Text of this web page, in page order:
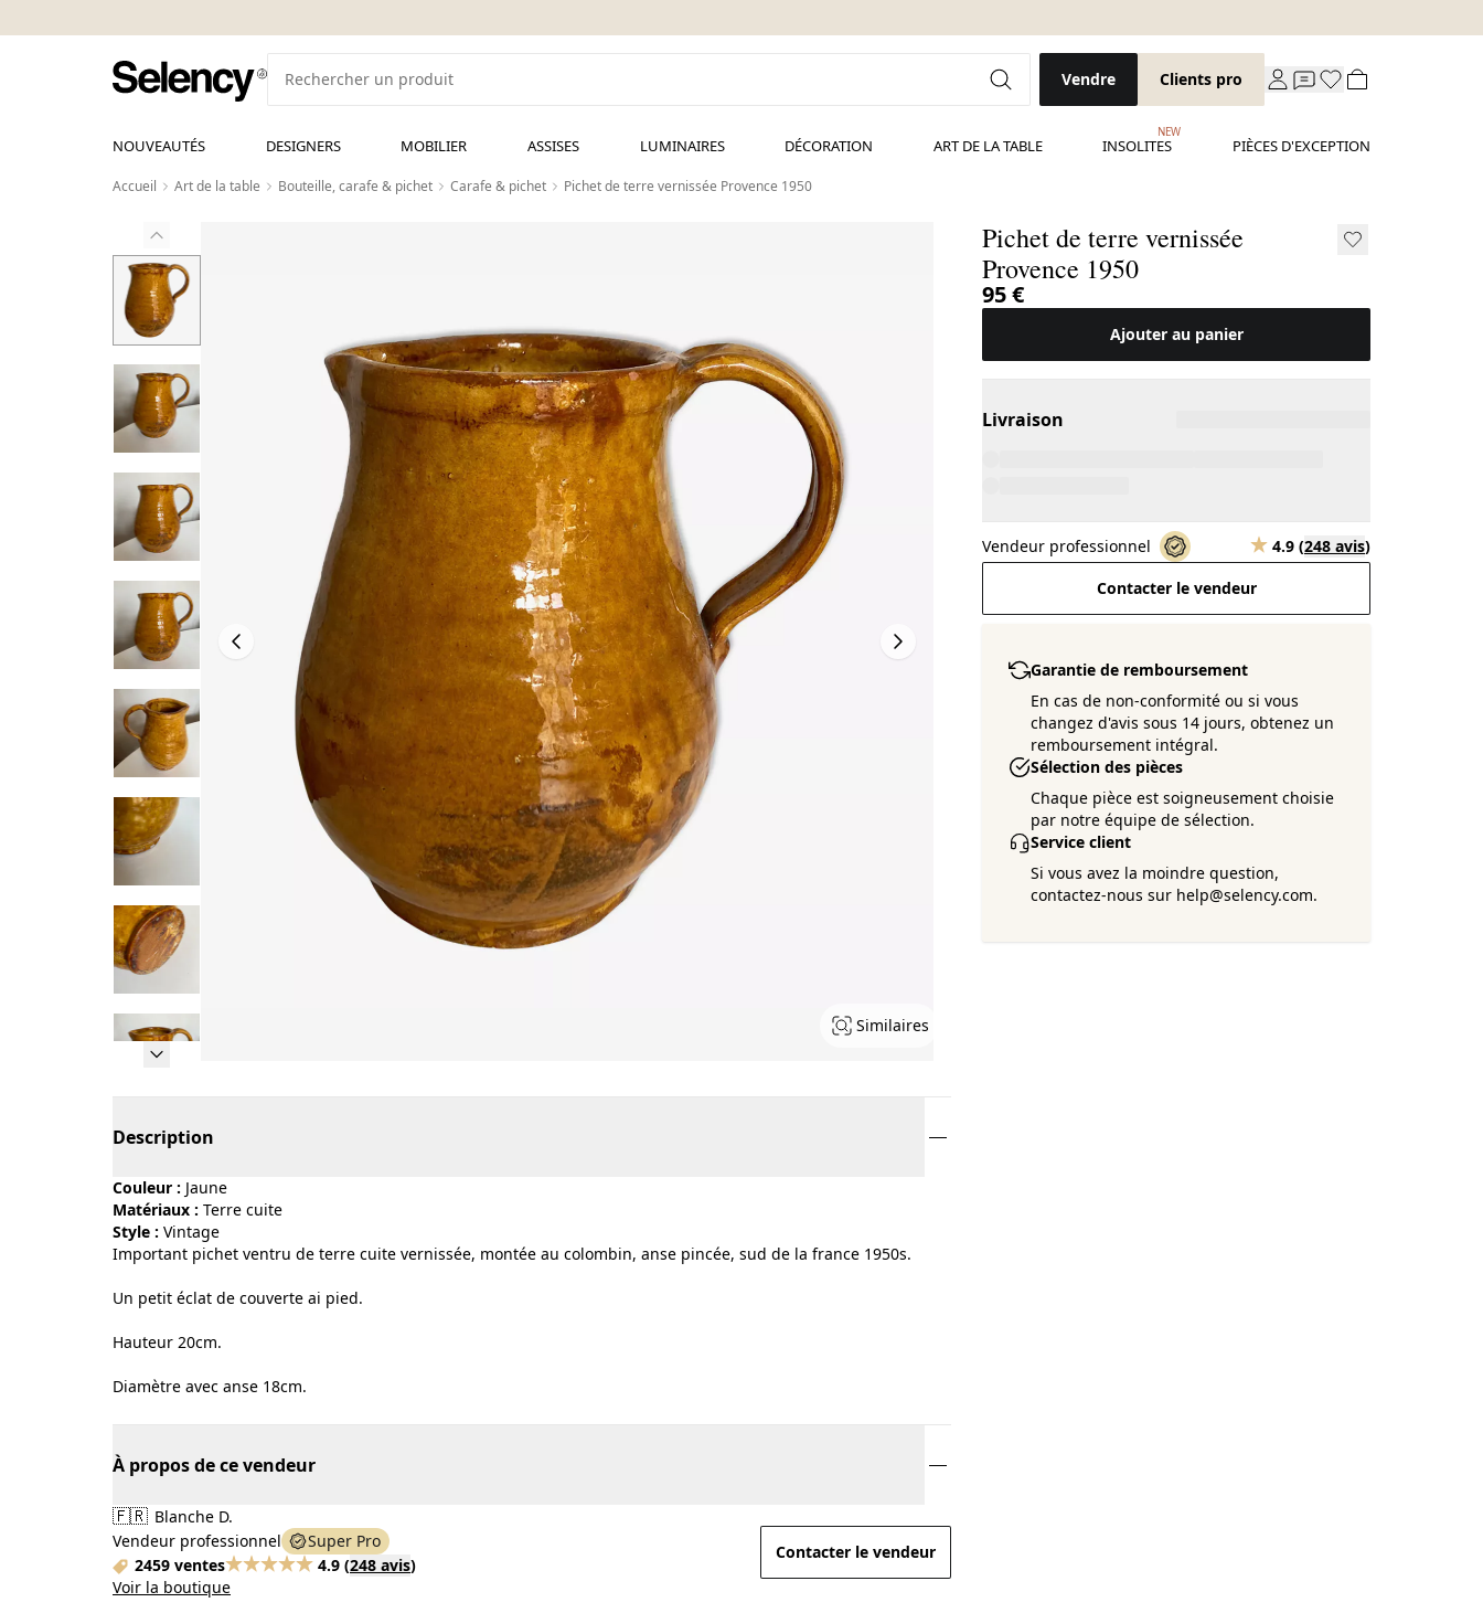
Vendre Clients pro
NOUVEAUTÉS DESIGNERS MOBILIER ASSISES LUMINAIRES DÉCORATION ART DE LA TABLE INSOLITES
NEW
PIÈCES D'EXCEPTION
Accueil Art de la table Bouteille, carafe & pichet Carafe & pichet Pichet de terre vernissée Provence 1950
Similaires
Pichet de terre vernissée
Provence 1950
95 €
Ajouter au panier
Livraison
Vendeur professionnel 4.9 (248 avis)
Contacter le vendeur
Garantie de remboursement
En cas de non-conformité ou si vous
changez d'avis sous 14 jours, obtenez un
remboursement intégral.
Sélection des pièces
Chaque pièce est soigneusement choisie
par notre équipe de sélection.
Service client
Si vous avez la moindre question,
contactez-nous sur help@selency.com.
Description
Couleur : jaune
Matériaux :
terre cuite
Style :
vintage
Important pichet ventru de terre cuite vernissée, montée au colombin, anse pincée, sud de la france 1950s.
Un petit éclat de couverte ai pied.
Hauteur 20cm.
Diamètre avec anse 18cm.
À propos de ce vendeur
🇫🇷 Blanche D.
Vendeur professionnel
Super Pro
2459 ventes
4.9 (248 avis)
Voir la boutique
Contacter le vendeur